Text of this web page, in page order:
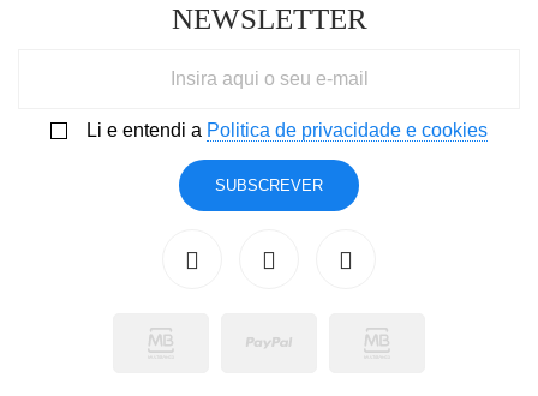
NEWSLETTER
Li e entendi a Politica de privacidade e cookies
SUBSCREVER